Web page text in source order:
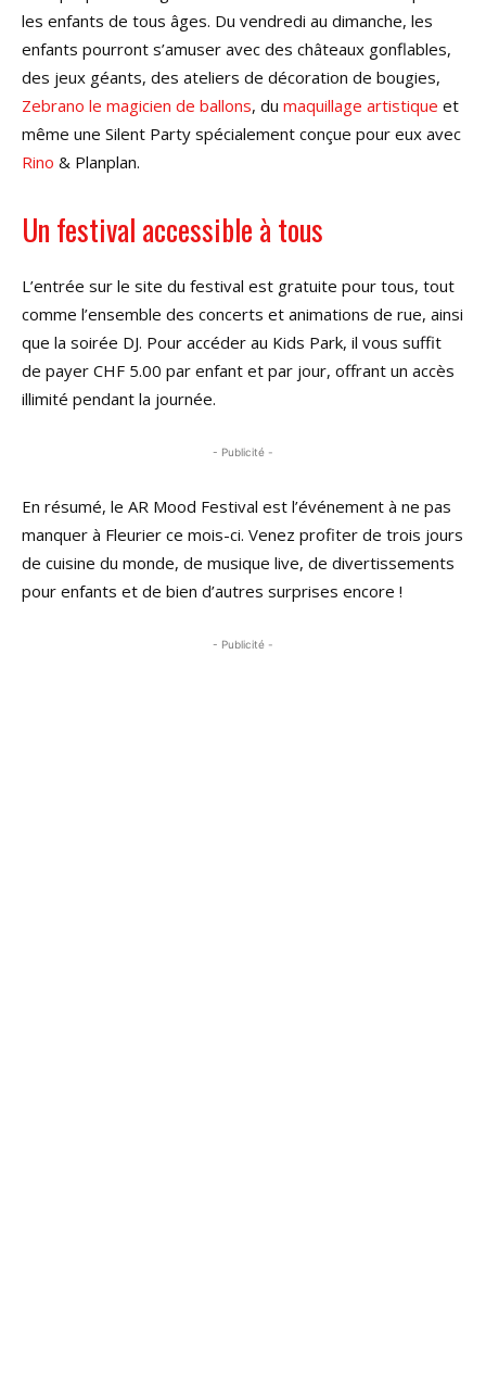
les enfants de tous âges. Du vendredi au dimanche, les
enfants pourront s’amuser avec des châteaux gonflables,
des jeux géants, des ateliers de décoration de bougies,
Zebrano le magicien de ballons, du maquillage artistique et
même une Silent Party spécialement conçue pour eux avec
Rino & Planplan.
Un festival accessible à tous
L’entrée sur le site du festival est gratuite pour tous, tout
comme l’ensemble des concerts et animations de rue, ainsi
que la soirée DJ. Pour accéder au Kids Park, il vous suffit
de payer CHF 5.00 par enfant et par jour, offrant un accès
illimité pendant la journée.
- Publicité -
En résumé, le AR Mood Festival est l’événement à ne pas
manquer à Fleurier ce mois-ci. Venez profiter de trois jours
de cuisine du monde, de musique live, de divertissements
pour enfants et de bien d’autres surprises encore !
- Publicité -